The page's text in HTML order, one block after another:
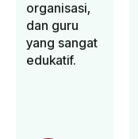
organisasi,
dan guru
yang sangat
edukatif.